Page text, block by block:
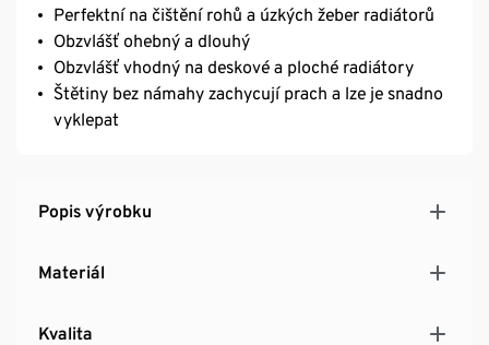
Perfektní na čištění rohů a úzkých žeber radiátorů
Obzvlášť ohebný a dlouhý
Obzvlášť vhodný na deskové a ploché radiátory
Štětiny bez námahy zachycují prach a lze je snadno
vyklepat
Popis výrobku
Materiál
Kvalita